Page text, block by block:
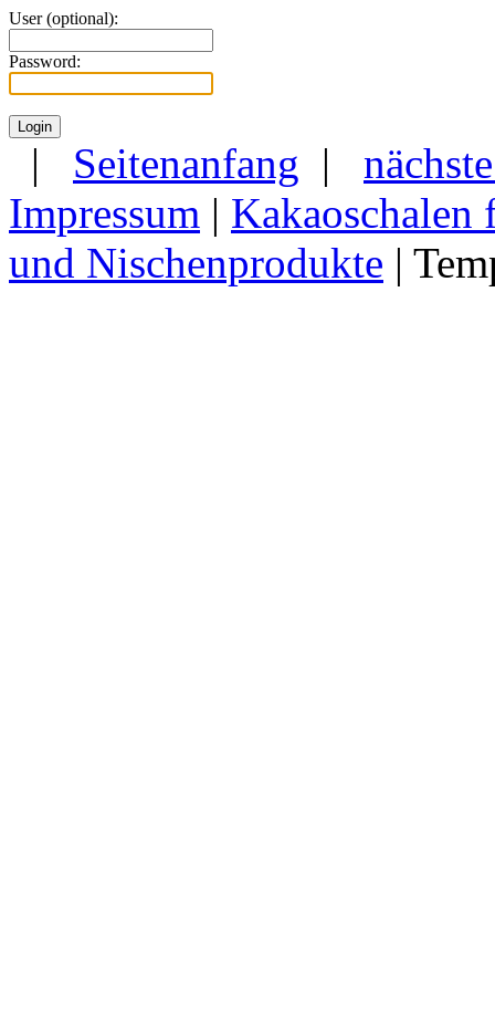
User (optional):
Password:
| Seitenanfang |
Impressum | Kakaoschalen
und Nischenprodukte |